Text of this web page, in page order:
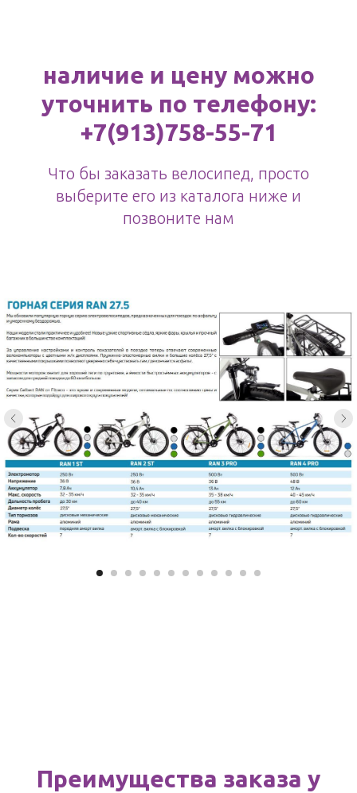
наличие и цену можно
уточнить по телефону:
+7(913)758-55-71
Что бы заказать велосипед, просто
выберите его из каталога ниже и
позвоните нам
Преимущества заказа у